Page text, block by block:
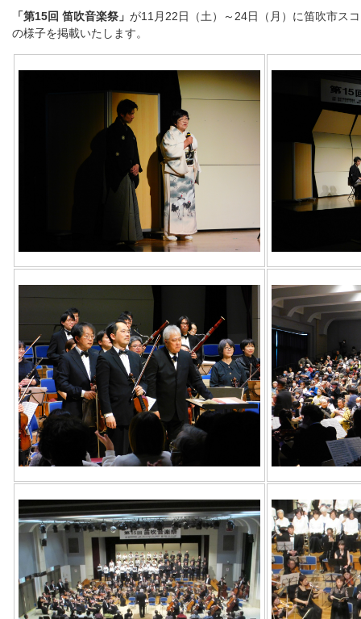
「第15回 笛吹音楽祭」 が11月22日（土）～24日（月）に笛吹市ス
の様子を掲載いたします。